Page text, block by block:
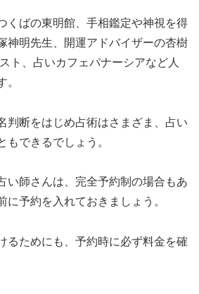
くばの東明館、手相鑑定や神視を得
神明先生、開運アドバイザーの杏樹
ト、占いカフェパナーシアなど人
。
判断をはじめ占術はさまざま、占い
もできるでしょう。
い師さんは、完全予約制の場合もあ
に予約を入れておきましょう。
るためにも、予約時に必ず料金を確